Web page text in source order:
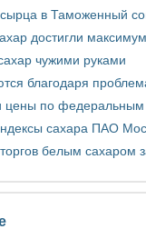
в Таможенный
достигли
чужими руками
благодаря
по федеральным
сахара ПАО
белым сахаром